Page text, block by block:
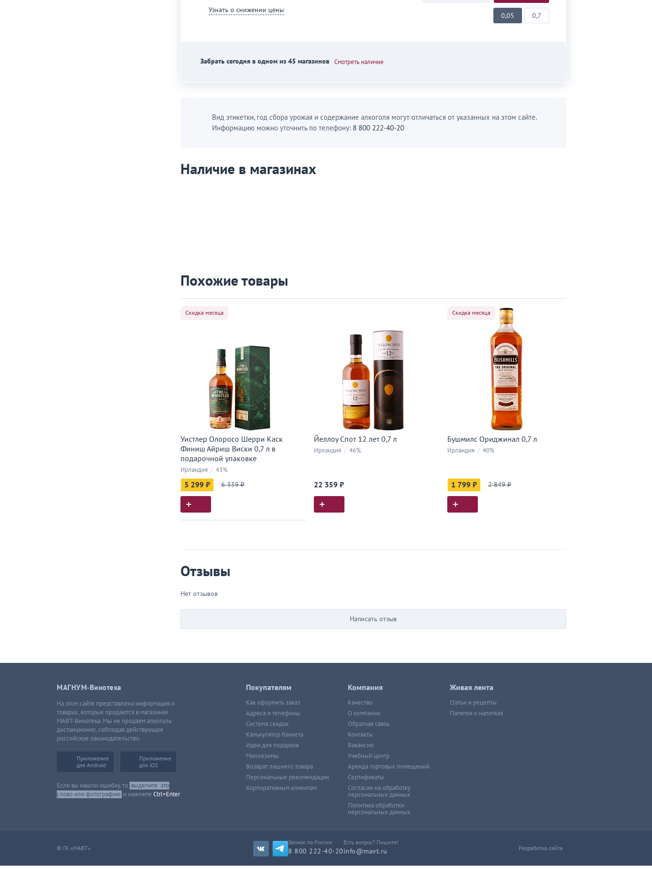
Узнать о снижении цены
0,05 0,7
Забрать сегодня в одном из 45 магазинов Смотреть наличие
Вид этикетки, год сбора урожая и содержание алкоголя могут отличаться от указанных на этом сайте.
Информацию можно уточнить по телефону: 8 800 222-40-20
Наличие в магазинах
Похожие товары
Скидка месяца
Уистлер Олоросо Шерри Каск
Финиш Айриш Виски 0,7 л в
подарочной упаковке
Ирландия / 43%
5 299 ₽ 6 339 ₽
Йеллоу Спот 12 лет 0,7 л
Ирландия / 46%
22 359 ₽
Скидка месяца
Бушмилс Ориджинал 0,7 л
Ирландия / 40%
1 799 ₽ 2 849 ₽
Отзывы
Нет отзывов
Написать отзыв
МАГНУМ-Винотека
На этом сайте представлена информация о
товарах, которые продаются в магазинах
МАВТ-Винотека. Мы не продаем алкоголь
дистанционно, соблюдая действующее
российское законодательство.
Приложение
для Android
Приложение
для iOS
Если вы нашли ошибку, то выделите это
слово или фотографию и нажмите Ctrl+Enter
Покупателям
Как оформить заказ
Адреса и телефоны
Система скидок
Калькулятор банкета
Идеи для подарков
Миллезимы
Возврат лишнего товара
Персональные рекомендации
Корпоративным клиентам
Компания
Качество
О компании
Обратная связь
Контакты
Вакансии
Учебный центр
Аренда торговых помещений
Сертификаты
Согласие на обработку
персональных данных
Политика обработки
персональных данных
Живая лента
Статьи и рецепты
Памятки о напитках
© ГК «МАВТ»
Звонок по России
8 800 222-40-20
Есть вопрос? Пишите!
info@mavt.ru Разработка сайта